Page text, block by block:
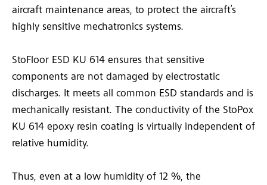
aircraft maintenance areas, to protect the aircraft’s
highly sensitive mechatronics systems.
StoFloor ESD KU 614 ensures that sensitive
components are not damaged by electrostatic
discharges. It meets all common ESD standards and is
mechanically resistant. The conductivity of the StoPox
KU 614 epoxy resin coating is virtually independent of
relative humidity.
Thus, even at a low humidity of 12 %, the